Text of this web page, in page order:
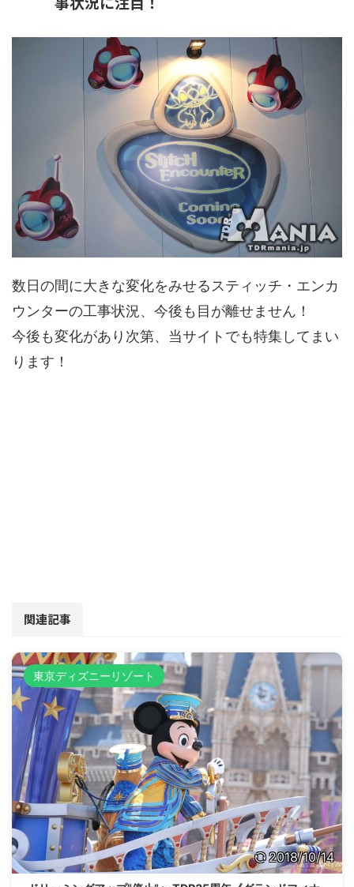
数日の間に大きな変化をみせるスティッチ・エンカ
ウンターの工事状況、今後も目が離せません！
今後も変化があり次第、当サイトでも特集してまい
ります！
関連記事
東京ディズニーリゾート
2018/10/14